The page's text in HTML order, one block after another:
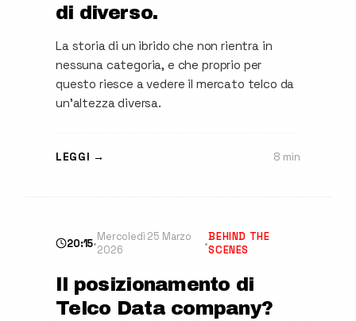
di diverso.
La storia di un ibrido che non rientra in
nessuna categoria, e che proprio per
questo riesce a vedere il mercato telco da
un'altezza diversa.
LEGGI → 8 min
20:15•Mercoledì 25 Marzo
2026
•BEHIND THE
SCENES
Il posizionamento di
Telco Data company?